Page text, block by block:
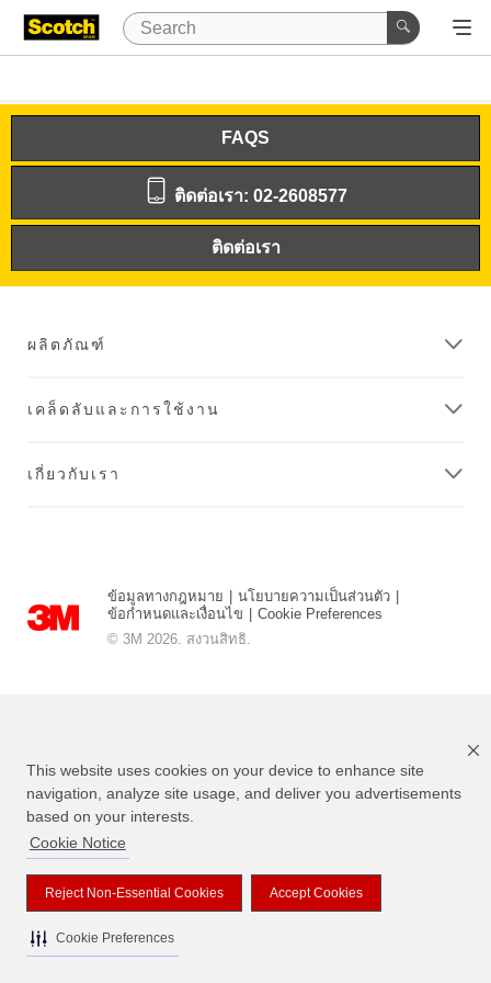
This website uses cookies on your device to enhance site
navigation, analyze site usage, and deliver you advertisements
based on your interests.
Cookie Notice
Reject Non-Essential Cookies Accept Cookies
Cookie Preferences
FAQS
ติดต่อเรา: 02-2608577
ติดต่อเรา
ผลิตภัณฑ์
เคล็ดลับและการใช้งาน
เกี่ยวกับเรา
ข้อมูลทางกฎหมาย | นโยบายความเป็นส่วนตัว |
ข้อกำหนดและเงื่อนไข | Cookie Preferences
© 3M 2026. สงวนสิทธิ.
แบรนด์ที่ระบุไว้ข้างต้นเป็นเครื่องหมายการค้าของ 3M